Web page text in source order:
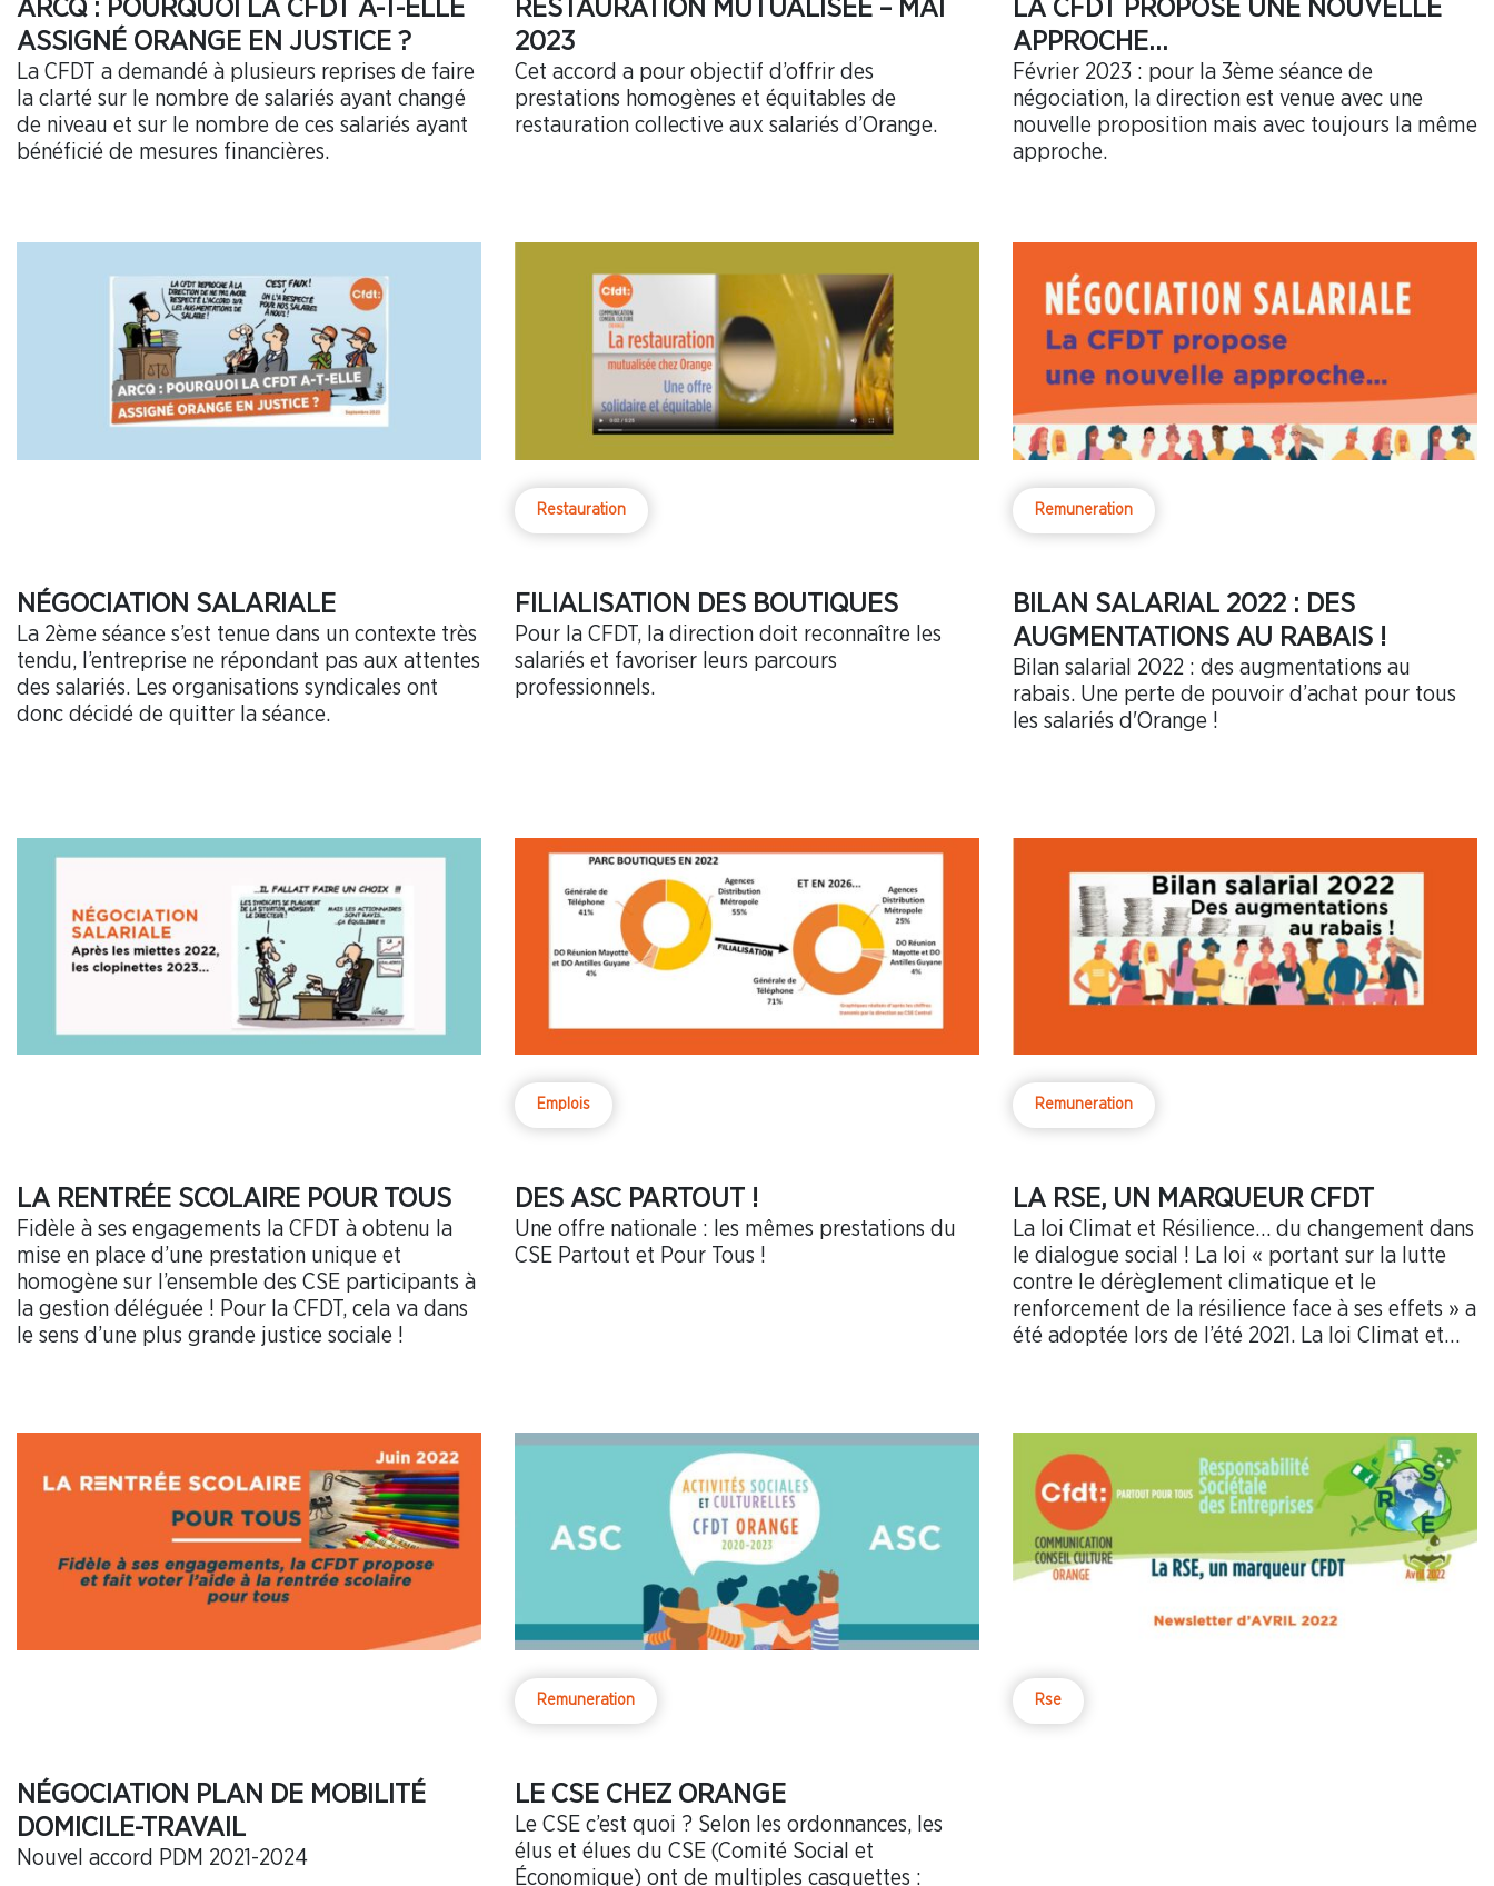
ARCQ : POURQUOI LA CFDT A-T-ELLE
ASSIGNÉ ORANGE EN JUSTICE ?
La CFDT a demandé à plusieurs reprises de faire
la clarté sur le nombre de salariés ayant changé
de niveau et sur le nombre de ces salariés ayant
bénéficié de mesures financières.
RESTAURATION MUTUALISÉE – MAI
2023
Cet accord a pour objectif d’offrir des
prestations homogènes et équitables de
restauration collective aux salariés d’Orange.
Restauration
LA CFDT PROPOSE UNE NOUVELLE
APPROCHE…
Février 2023 : pour la 3ème séance de
négociation, la direction est venue avec une
nouvelle proposition mais avec toujours la même
approche.
Remuneration
NÉGOCIATION SALARIALE
La 2ème séance s’est tenue dans un contexte très
tendu, l’entreprise ne répondant pas aux attentes
des salariés. Les organisations syndicales ont
donc décidé de quitter la séance.
FILIALISATION DES BOUTIQUES
Pour la CFDT, la direction doit reconnaître les
salariés et favoriser leurs parcours
professionnels.
Emplois
BILAN SALARIAL 2022 : DES
AUGMENTATIONS AU RABAIS !
Bilan salarial 2022 : des augmentations au
rabais. Une perte de pouvoir d’achat pour tous
les salariés d'Orange !
Remuneration
LA RENTRÉE SCOLAIRE POUR TOUS
Fidèle à ses engagements la CFDT à obtenu la
mise en place d’une prestation unique et
homogène sur l’ensemble des CSE participants à
la gestion déléguée ! Pour la CFDT, cela va dans
le sens d’une plus grande justice sociale !
DES ASC PARTOUT !
Une offre nationale : les mêmes prestations du
CSE Partout et Pour Tous !
Remuneration
LA RSE, UN MARQUEUR CFDT
La loi Climat et Résilience… du changement dans
le dialogue social ! La loi « portant sur la lutte
contre le dérèglement climatique et le
renforcement de la résilience face à ses effets » a
été adoptée lors de l’été 2021. La loi Climat et
compétences en matière environnementale aux
élus des comités sociaux et économiques (CSE)
dans les entreprises de 50 salariés et plus.
Rse
NÉGOCIATION PLAN DE MOBILITÉ
DOMICILE-TRAVAIL
Nouvel accord PDM 2021-2024
LE CSE CHEZ ORANGE
Le CSE c’est quoi ? Selon les ordonnances, les
élus et élues du CSE (Comité Social et
Économique) ont de multiples casquettes :